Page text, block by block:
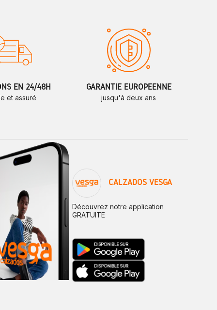
EN 24/48H
et assuré
GARANTIE EUROPÉENNE
jusqu'à deux ans
CALZADOS VESGA
Découvrez notre application
GRATUITE